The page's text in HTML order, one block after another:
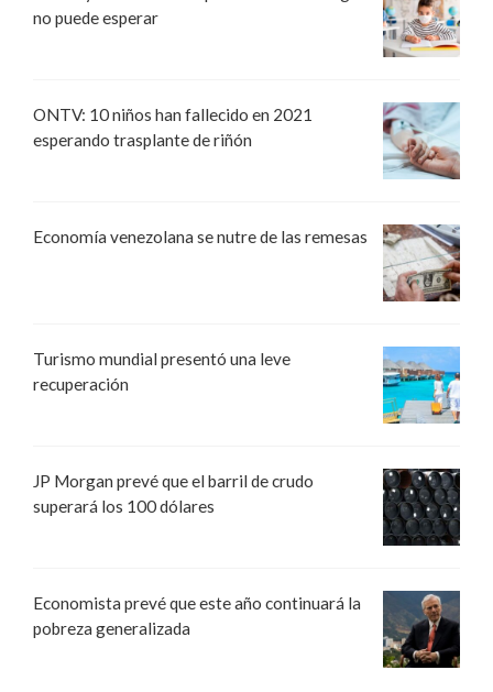
no puede esperar
ONTV: 10 niños han fallecido en 2021
esperando trasplante de riñón
Economía venezolana se nutre de las remesas
Turismo mundial presentó una leve
recuperación
JP Morgan prevé que el barril de crudo
superará los 100 dólares
Economista prevé que este año continuará la
pobreza generalizada